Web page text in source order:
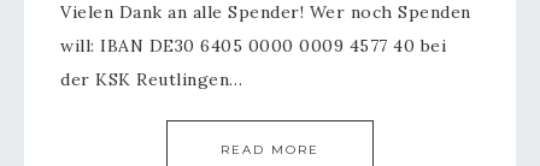
Vielen Dank an alle Spender! Wer noch Spenden
will: IBAN DE30 6405 0000 0009 4577 40 bei
der KSK Reutlingen…
READ MORE